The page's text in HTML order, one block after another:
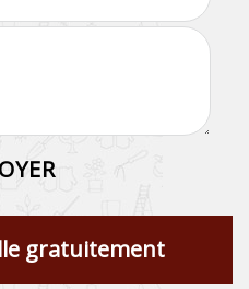
gratuitement